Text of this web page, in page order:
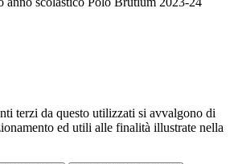
terzi da questo utilizzati si avvalgono di
ed utili alle finalità illustrate nella